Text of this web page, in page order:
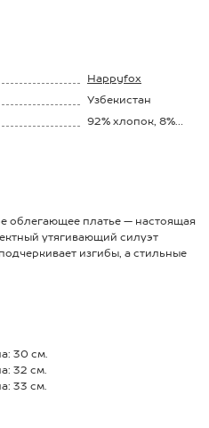
Happyfox
Узбекистан
92% хлопок, 8%
облегающее платье — настоящая
утягивающий силуэт
изгибы, а стильные
выполнено из дышащей ткани
облегает, обеспечивая
исключает просвечивание
30 см.
32 см.
33 см.
отличаться.